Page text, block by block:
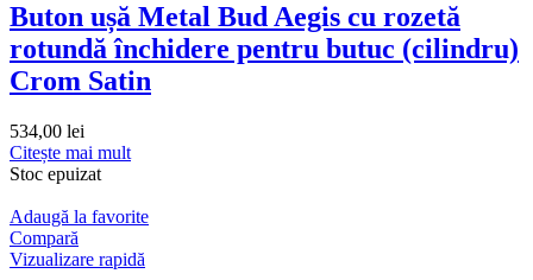
Buton ușă Metal Bud Aegis cu rozetă
rotundă închidere pentru butuc (cilindru)
Crom Satin
534,00 lei
Citește mai mult
Stoc epuizat
Adaugă la favorite
Compară
Vizualizare rapidă